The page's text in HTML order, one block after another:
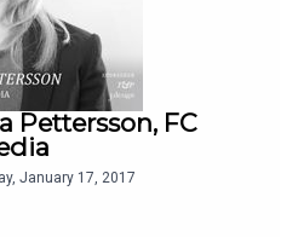
Pettersson, FC
January 17, 2017